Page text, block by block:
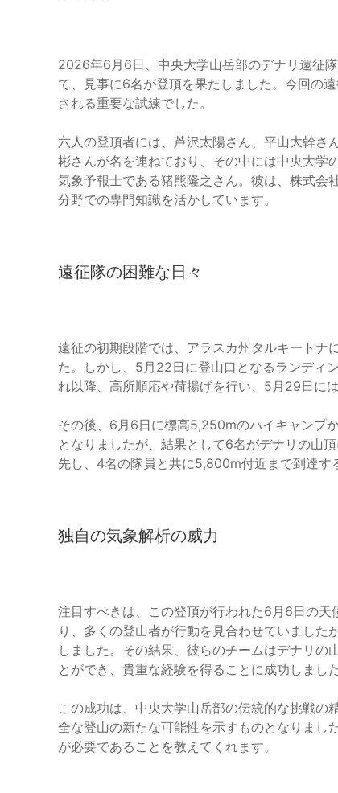
2026年6月6日、中央大学山岳部のデナリ遠征
て、見事に6名が登頂を果たしました。今回の
される重要な試練でした。
六人の登頂者には、芦沢太陽さん、平山大幹さ
彬さんが名を連ねており、その中には中央大学
気象予報士である猪熊隆之さん。彼は、株式会
分野での専門知識を活かしています。
遠征隊の困難な日々
遠征の初期段階では、アラスカ州タルキートナ
た。しかし、5月22日に登山口となるランディ
れ以降、高所順応や荷揚げを行い、5月29日に
その後、6月6日に標高5,250mのハイキャンプ
となりましたが、結果として6名がデナリの山
先し、4名の隊員と共に5,800m付近まで到達す
独自の気象解析の威力
注目すべきは、この登頂が行われた6月6日の
り、多くの登山者が行動を見合わせていまし
しました。その結果、彼らのチームはデナリの
とができ、貴重な経験を得ることに成功しました
この成功は、中央大学山岳部の伝統的な挑戦
全な登山の新たな可能性を示すものとなりまし
が必要であることを教えてくれます。